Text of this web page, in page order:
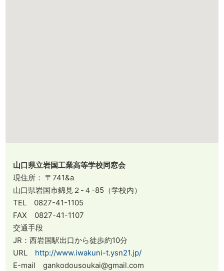
山口県立岩国工業高等学校同窓会
現住所： 〒741&a
山口県岩国市錦見２-４-85（学校内）
TEL 0827-41-1105
FAX 0827-41-1107
交通手段
JR：西岩国駅出口から徒歩約10分
URL http://www.iwakuni-t.ysn21.jp/
E-mail gankodousoukai@gmail.com